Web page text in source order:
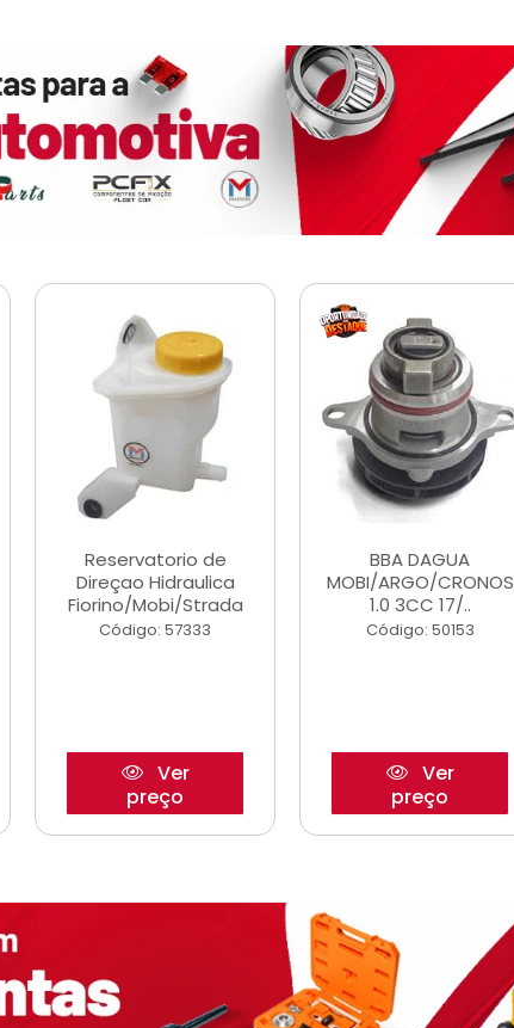
Reservatorio de
Direçao Hidraulica
Fiorino/Mobi/Strada
Código: 57333
Ver
preço
BBA DAGUA
MOBI/ARGO/CRONOS
1.0 3CC 17/..
Código: 50153
Ver
preço